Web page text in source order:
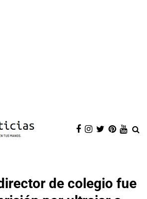
de colegio fue